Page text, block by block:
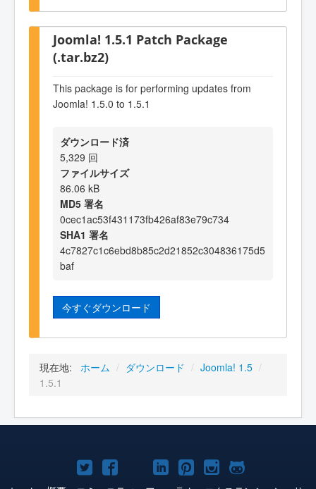
Joomla! 1.5.1 Patch Package
(.tar.bz2)
This package is for performing updates from
Joomla! 1.5.0 to 1.5.1
ダウンロード済
5,329 回
ファイルサイズ
86.06 kB
MD5 署名
0cec1ac53f431173fb426af83e79c734
SHA1 署名
4c7827c1c6ebd8b85c2d21852c304836175d5
baf
今すぐダウンロード
現在地: ホーム / ダウンロード / Joomla! 1.5 /
1.5.1
Joomla!Joomla!Joomla!
Joomla!Joomla!
Joomla!Joomla!